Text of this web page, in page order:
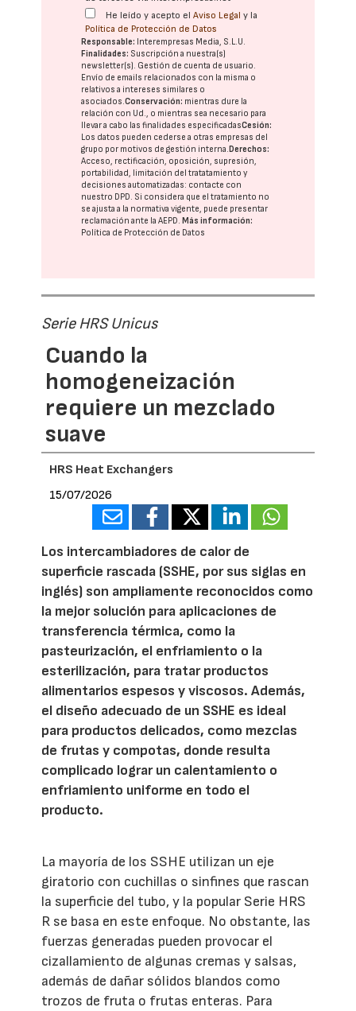
He leído y acepto elAviso Legal y la
Política de Protección de Datos
Responsable: Interempresas Media, S.L.U.
Finalidades: Suscripción a nuestra(s)
newsletter(s). Gestión de cuenta de usuario.
Envío de emails relacionados con la misma o
relativos a intereses similares o
asociados.Conservación: mientras dure la
relación con Ud., o mientras sea necesario para
llevar a cabo las finalidades especificadasCesión:
Los datos pueden cederse a otras empresas del
grupo por motivos de gestión interna. Derechos:
Acceso, rectificación, oposición, supresión,
portabilidad, limitación del tratatamiento y
decisiones automatizadas: contacte con
nuestro DPD. Si considera que el tratamiento no
se ajusta a la normativa vigente, puede presentar
reclamación ante laAEPD. Más información:
Política de Protección de Datos
Serie HRS Unicus
Cuando la
homogeneización
requiere un mezclado
suave
HRS Heat Exchangers
15/07/2026
Los intercambiadores de calor de
superficie rascada (SSHE, por sus siglas en
inglés) son ampliamente reconocidos como
la mejor solución para aplicaciones de
transferencia térmica, como la
pasteurización, el enfriamiento o la
esterilización, para tratar productos
alimentarios espesos y viscosos. Además,
el diseño adecuado de un SSHE es ideal
para productos delicados, como mezclas
de frutas y compotas, donde resulta
complicado lograr un calentamiento o
enfriamiento uniforme en todo el
producto.
La mayoría de los SSHE utilizan un eje
giratorio con cuchillas o sinfines que rascan
la superficie del tubo, y la popular Serie HRS
R se basa en este enfoque. No obstante, las
fuerzas generadas pueden provocar el
cizallamiento de algunas cremas y salsas,
además de dañar sólidos blandos como
trozos de fruta o frutas enteras. Para